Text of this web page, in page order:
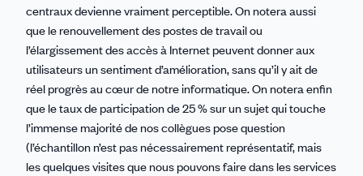
centraux devienne vraiment perceptible. On notera aussi
que le renouvellement des postes de travail ou
l’élargissement des accès à Internet peuvent donner aux
utilisateurs un sentiment d’amélioration, sans qu’il y ait de
réel progrès au cœur de notre informatique. On notera enfin
que le taux de participation de 25 % sur un sujet qui touche
l’immense majorité de nos collègues pose question
(l’échantillon n’est pas nécessairement représentatif, mais
les quelques visites que nous pouvons faire dans les services